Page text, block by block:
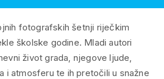
fotografskih šetnji riječkim
školske godine. Mladi autori
život grada, njegove ljude,
i atmosferu te ih pretočili u snažne